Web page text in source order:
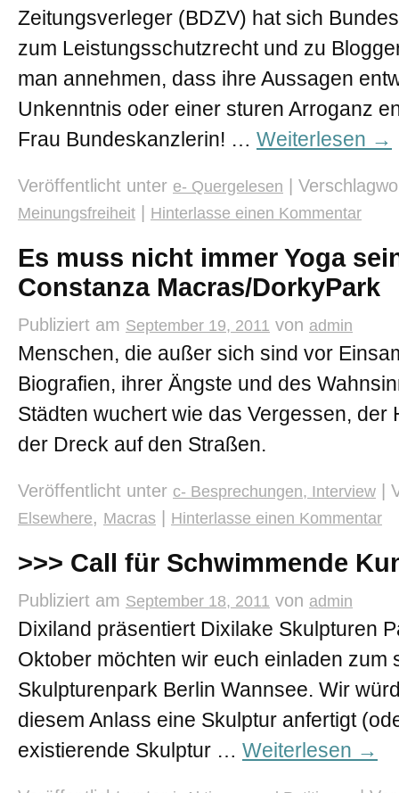
Zeitungsverleger (BDZV) hat sich
zum Leistungsschutzrecht und zu
man annehmen, dass ihre Aussagen
Unkenntnis oder einer sturen Arroganz
Frau Bundeskanzlerin! … Weiterlesen →
Veröffentlicht unter e- Quergelesen
Meinungsfreiheit Hinterlasse einen Kommentar
Es muss nicht immer Yoga
Constanza Macras/DorkyPark
Publiziert am September 19, 2011 von admin
Menschen, die außer sich sind vor
Biografien, ihrer Ängste und des
Städten wuchert wie das Vergessen, der
der Dreck auf den Straßen.
Veröffentlicht unter c- Besprechungen, Interview
Elsewhere, Macras Hinterlasse einen Kommentar
>>> Call für Schwimmende
Publiziert am September 18, 2011 von admin
Dixiland präsentiert Dixilake Skulpturen
Oktober möchten wir euch einladen
Skulpturenpark Berlin Wannsee. Wir
diesem Anlass eine Skulptur anfertigt
existierende Skulptur … Weiterlesen →